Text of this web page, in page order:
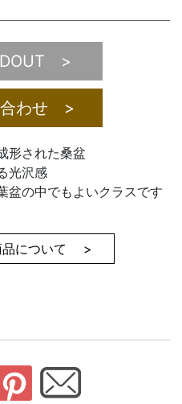
>
わせ >
形された桑盆
光沢感
の中でもよいクラスです
品について >